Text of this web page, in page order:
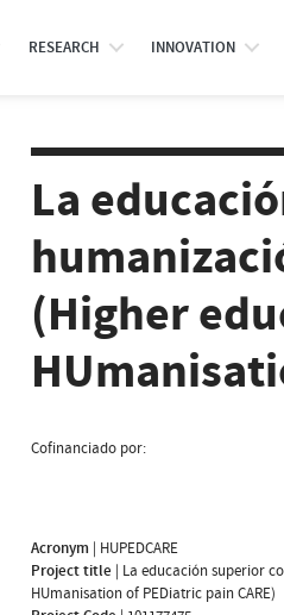
RESEARCH INNOVATION
La
(Higher
Cofinanciado por:
Acronym | HUPEDCARE
Project title | La educación superior
HUmanisation of PEDiatric pain CARE)